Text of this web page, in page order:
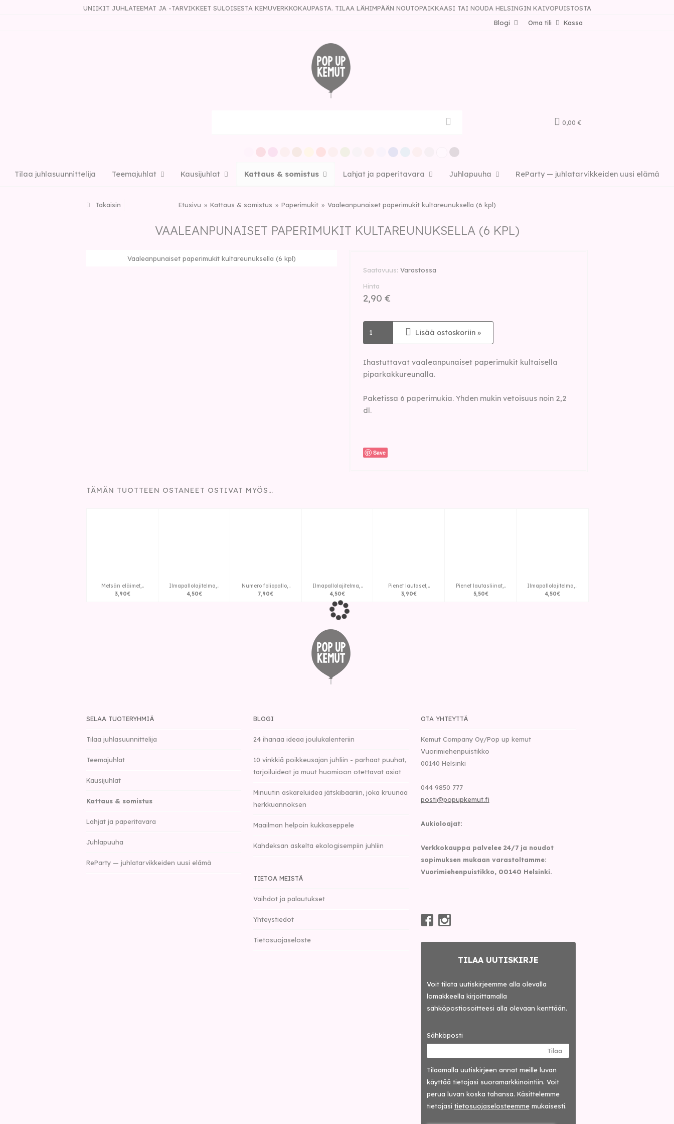
UNIIKIT JUHLATEEMAT JA -TARVIKKEET SULOISESTA KEMUVERKKOKAUPASTA. TILAA LÄHIMPÄÄN NOUTOPAIKKAASI TAI NOUDA HELSINGIN KAIVOPUISTOSTA
Kassa
Oma tili
Blogi
0,00 €
Tilaa juhlasuunnittelija Teemajuhlat Kausijuhlat Kattaus & somistus Lahjat ja paperitavara Juhlapuuha ReParty — juhlatarvikkeiden uusi elämä
Takaisin Etusivu Kattaus & somistus Paperimukit Vaaleanpunaiset paperimukit kultareunuksella (6 kpl)
VAALEANPUNAISET PAPERIMUKIT KULTAREUNUKSELLA (6 KPL)
Vaaleanpunaiset paperimukit kultareunuksella (6 kpl)
Saatavuus Varastossa
Hinta
2,90 €
Lisää ostoskoriin »
Ihastuttavat vaaleanpunaiset paperimukit kultaisella
piparkakkureunalla.
Paketissa 6 paperimukia. Yhden mukin vetoisuus noin 2,2
dl.
Save
TÄMÄN TUOTTEEN OSTANEET OSTIVAT MYÖS…
Metsän eläimet,..
3,90€
Ilmapallolajitelma,..
4,50€
Numero foliopallo,..
7,90€
Ilmapallolajitelma,..
4,50€
Pienet lautaset,..
3,90€
Pienet lautasliinat,..
5,50€
Ilmapallolajitelma,..
4,50€
SELAA TUOTERYHMIÄ
Tilaa juhlasuunnittelija
Teemajuhlat
Kausijuhlat
Kattaus & somistus
Lahjat ja paperitavara
Juhlapuuha
ReParty — juhlatarvikkeiden uusi elämä
BLOGI
24 ihanaa ideaa joulukalenteriin
10 vinkkiä poikkeusajan juhliin - parhaat puuhat,
tarjoiluideat ja muut huomioon otettavat asiat
Minuutin askareluidea jätskibaariin, joka kruunaa
herkkuannoksen
Maailman helpoin kukkaseppele
Kahdeksan askelta ekologisempiin juhliin
TIETOA MEISTÄ
Vaihdot ja palautukset
Yhteystiedot
Tietosuojaseloste
OTA YHTEYTTÄ
Kemut Company Oy/Pop up kemut
Vuorimiehenpuistikko
00140 Helsinki
044 9850 777
posti@popupkemut.fi
Aukioloajat:
Verkkokauppa palvelee 24/7 ja noudot
sopimuksen mukaan varastoltamme:
Vuorimiehenpuistikko, 00140 Helsinki.
TILAA UUTISKIRJE
Voit tilata uutiskirjeemme alla olevalla
lomakkeella kirjoittamalla
sähköpostiosoitteesi alla olevaan kenttään.
Sähköposti
Tilaa
Tilaamalla uutis­kirjeen annat meille luvan
käyttää tietojasi suora­markkinointiin. Voit
perua luvan koska tahansa. Käsittelemme
tietojasi tieto­suoja­selosteemmemukaisesti.